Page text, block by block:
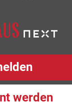
werden